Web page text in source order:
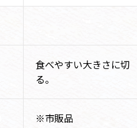
食べやすい大きさに切
る。
※市販品